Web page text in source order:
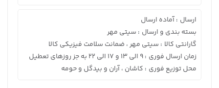
ارسال : آماده ارسال
بسته بندی و ارسال : سیتی مهر
گارانتی کالا : سیتی مهر ، ضمانت سلامت فیزیکی کالا
زمان ارسال فوری : 9 الی 13 و 17 الی 22 به جز روزهای تعطیل
محل توزیع فوری : کاشان ، آران و بیدگل و حومه